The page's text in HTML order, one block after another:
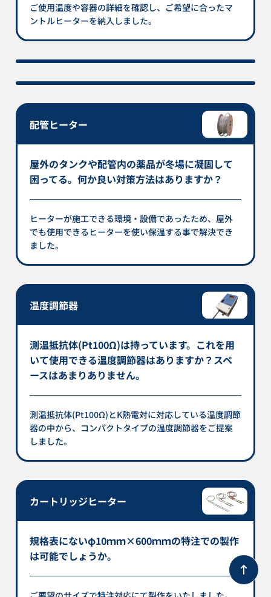
ご使用温度や容器の詳細を確認し、ご希望に合ったマ
ントルヒーターを納入しました。
配管ヒーター
屋外のタンクや配管内の薬品が冬場に凝固して
困ってる。何か良い対策方法はありますか？
ヒーターが施工できる環境・設備であったため、屋外
でも使用できるヒーターを使い保温する事で解決でき
ました。
温度調節器
測温抵抗体(Pt100Ω)は持っています。これを用
いて使用できる温度調節器はありますか？スペ
ースはあまりありません。
測温抵抗体(Pt100Ω)とK熱電対に対応している温度調節
器の中から、コンパクトタイプの温度調節器をご提案
しました。
カートリッジヒーター
規格表にないφ10ｍｍ×600ｍｍの特注での製作
は可能でしょうか。